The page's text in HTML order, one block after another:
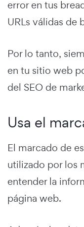
error en tus
URLs válidas de
Por lo tanto,
en tu sitio web
del SEO de
Usa el
El marcado de
utilizado por los
entender la
página web.